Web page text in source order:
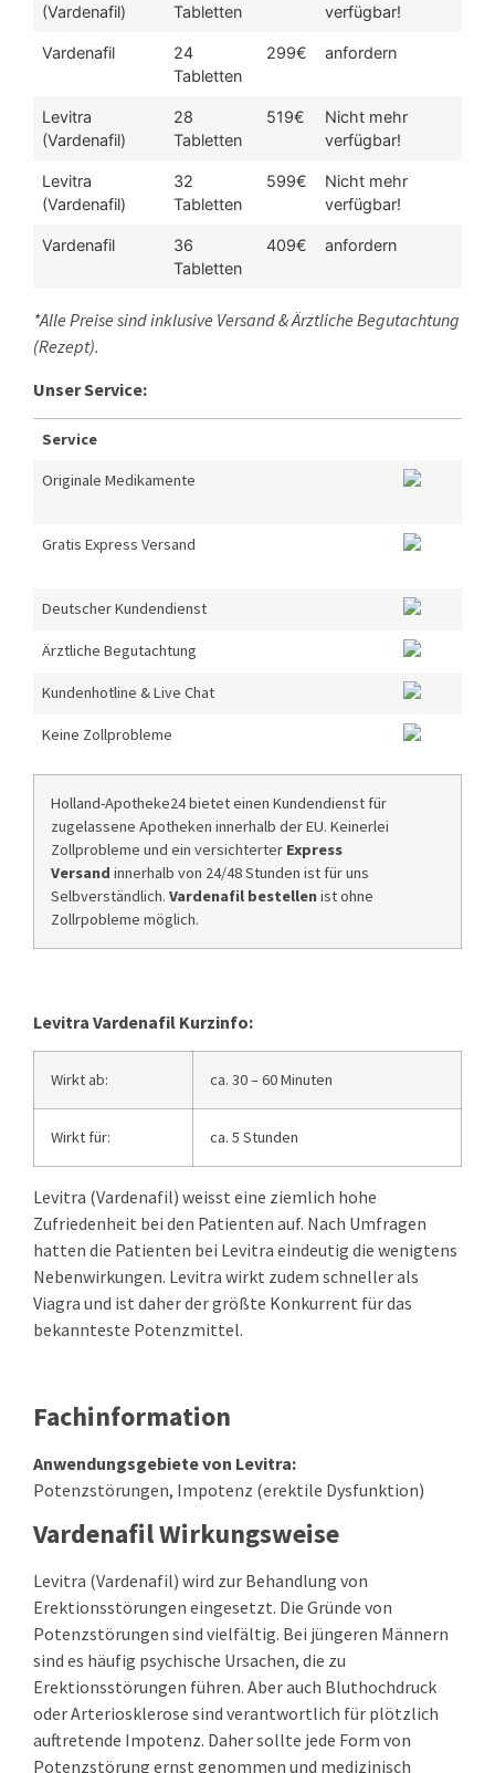
(Vardenafil)
Tabletten
verfügbar!
Vardenafil
24
Tabletten
299€ anfordern
Levitra
(Vardenafil)
28
Tabletten
519€
Nicht mehr
verfügbar!
Levitra
(Vardenafil)
32
Tabletten
599€
Nicht mehr
verfügbar!
Vardenafil
36
Tabletten
409€ anfordern
*Alle Preise sind inklusive Versand & Ärztliche Begutachtung
(Rezept).
Unser Service:
Service
Originale Medikamente
Gratis Express Versand
Deutscher Kundendienst
Ärztliche Begutachtung
Kundenhotline & Live Chat
Keine Zollprobleme
Holland-Apotheke24 bietet einen Kundendienst für
zugelassene Apotheken innerhalb der EU. Keinerlei
Zollprobleme und ein versichterter Express
Versand innerhalb von 24/48 Stunden ist für uns
Selbverständlich. Vardenafil bestellenist ohne
Zollrpobleme möglich.
Levitra Vardenafil Kurzinfo:
Wirkt ab: ca. 30 – 60 Minuten
Wirkt für: ca. 5 Stunden
Levitra (Vardenafil) weisst eine ziemlich hohe
Zufriedenheit bei den Patienten auf. Nach Umfragen
hatten die Patienten bei Levitra eindeutig die wenigtens
Nebenwirkungen. Levitra wirkt zudem schneller als
Viagra und ist daher der größte Konkurrent für das
bekannteste Potenzmittel.
Fachinformation
Anwendungsgebiete von Levitra:
Potenzstörungen, Impotenz (erektile Dysfunktion)
Vardenafil Wirkungsweise
Levitra (Vardenafil) wird zur Behandlung von
Erektionsstörungen eingesetzt. Die Gründe von
Potenzstörungen sind vielfältig. Bei jüngeren Männern
sind es häufig psychische Ursachen, die zu
Erektionsstörungen führen. Aber auch Bluthochdruck
oder Arteriosklerose sind verantwortlich für plötzlich
auftretende Impotenz. Daher sollte jede Form von
Potenzstörung ernst genommen und medizinisch